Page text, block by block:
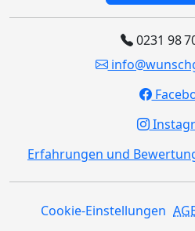
0231 98
Erfahrungen und
Cookie-Einstellungen